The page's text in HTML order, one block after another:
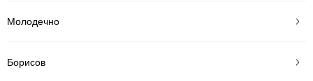
Молодечно
Борисов